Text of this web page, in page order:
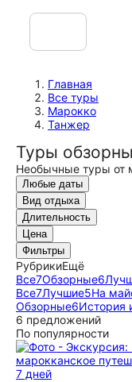
Главная
Все туры
Марокко
Танжер
Туры
Необычные туры от
Любые даты
Вид отдыха
Длительность
Цена
Фильтры
РубрикиЕщё
Все7Обзорные6
Все7Лучшие5На
Обзорные6История
6 предложений
По популярности
7 дней